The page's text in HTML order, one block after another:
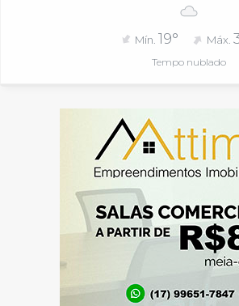
Mín. 19° Máx.
Tempo nublado